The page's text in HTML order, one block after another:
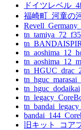
ドイツレベル
福崎町_河童の
tn_hguc_dodaikai
旧キット_コア